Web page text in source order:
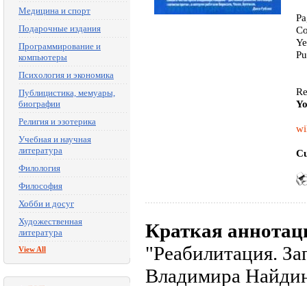
Медицина и спорт
Подарочные издания
Программирование и
компьютеры
Психология и экономика
Публицистика, мемуары,
биографии
Религия и эзотерика
Учебная и научная
литература
Филология
Философия
Хобби и досуг
Художественная
литература
View All
Краткая
"Реабилитация.
Владимира